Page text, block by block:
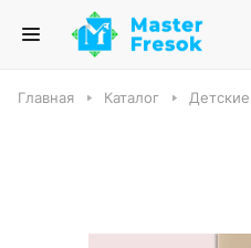
Главная Каталог Детские